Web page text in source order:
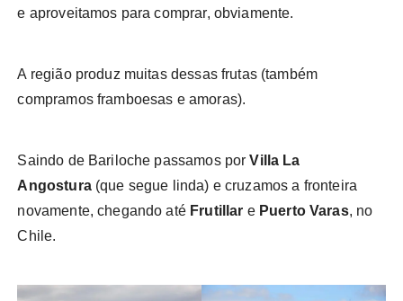
e aproveitamos para comprar, obviamente.
A região produz muitas dessas frutas (também
compramos framboesas e amoras).
Saindo de Bariloche passamos porVilla La
Angostura(que segue linda) e cruzamos a fronteira
novamente, chegando até Frutillar e Puerto Varas, no
Chile.